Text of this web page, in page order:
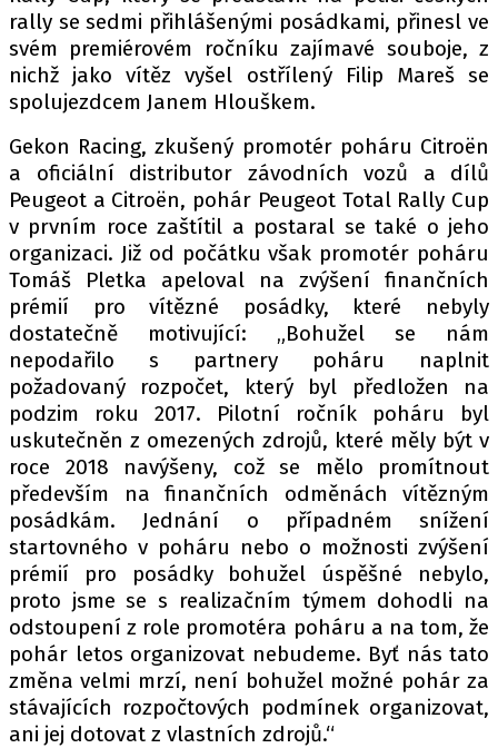
ČEŠI V AKCI
FIA CEZ & POHÁRY
MEZINÁRODNÍ SCÉNA
SLEDUJTE NÁS NA
Máte příběh, fotku nebo video?
Pošlete e-mail na autoroad.cz
ETICKÝ KODEX
KONTAKT
VYDAVATEL
INZERCE
OSOBNÍ ÚDAJE / COOKIES
Provozovatelem serveru autoroad.cz je
INCORP MEDIA GROUP s.r.o., IČ: 118 23 054
rally se sedmi přihlášenými posádkami, přinesl ve
svém premiérovém ročníku zajímavé souboje, z
nichž jako vítěz vyšel ostřílený Filip Mareš se
spolujezdcem Janem Hlouškem.
Gekon Racing, zkušený promotér poháru Citroën
a oficiální distributor závodních vozů a dílů
Peugeot a Citroën, pohár Peugeot Total Rally Cup
v prvním roce zaštítil a postaral se také o jeho
organizaci. Již od počátku však promotér poháru
Tomáš Pletka apeloval na zvýšení finančních
prémií pro vítězné posádky, které nebyly
dostatečně motivující: „Bohužel se nám
nepodařilo s partnery poháru naplnit
požadovaný rozpočet, který byl předložen na
podzim roku 2017. Pilotní ročník poháru byl
uskutečněn z omezených zdrojů, které měly být v
roce 2018 navýšeny, což se mělo promítnout
především na finančních odměnách vítězným
posádkám. Jednání o případném snížení
startovného v poháru nebo o možnosti zvýšení
prémií pro posádky bohužel úspěšné nebylo,
proto jsme se s realizačním týmem dohodli na
odstoupení z role promotéra poháru a na tom, že
pohár letos organizovat nebudeme. Byť nás tato
změna velmi mrzí, není bohužel možné pohár za
stávajících rozpočtových podmínek organizovat,
ani jej dotovat z vlastních zdrojů.“